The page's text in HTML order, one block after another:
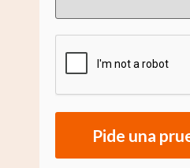
Pide una